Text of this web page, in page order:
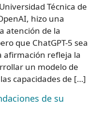
Técnica de
hizo una
atención de la
que ChatGPT-5 sea
afirmación refleja la
un modelo de
capacidades de […]
de su